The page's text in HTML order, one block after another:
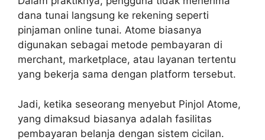
dana tunai langsung ke rekening seperti
pinjaman online tunai. Atome biasanya
digunakan sebagai metode pembayaran di
merchant, marketplace, atau layanan tertentu
yang bekerja sama dengan platform tersebut.
Jadi, ketika seseorang menyebut Pinjol Atome,
yang dimaksud biasanya adalah fasilitas
pembayaran belanja dengan sistem cicilan.